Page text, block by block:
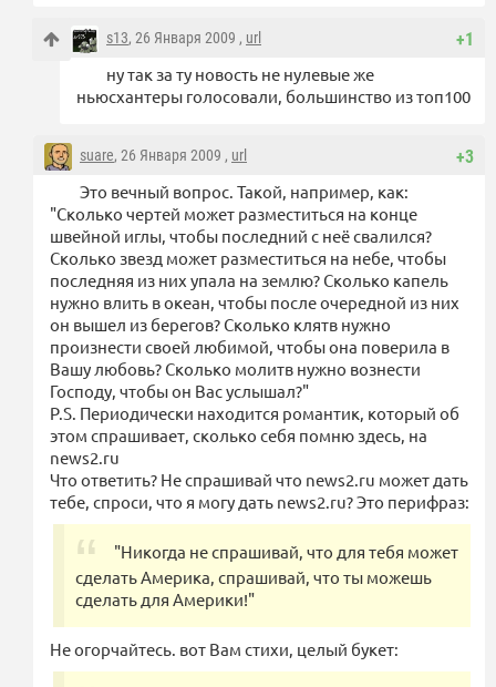
+1
s13, 26 Января 2009 , url
ну так за ту новость не нулевые же
ньюсхантеры голосовали, большинство из топ100
+3
suare, 26 Января 2009 , url
Это вечный вопрос. Такой, например, как:
"Сколько чертей может разместиться на конце
швейной иглы, чтобы последний с неё свалился?
Сколько звезд может разместиться на небе, чтобы
последняя из них упала на землю? Сколько капель
нужно влить в океан, чтобы после очередной из них
он вышел из берегов? Сколько клятв нужно
произнести своей любимой, чтобы она поверила в
Вашу любовь? Сколько молитв нужно вознести
Господу, чтобы он Вас услышал?"
P.S. Периодически находится романтик, который об
этом спрашивает, сколько себя помню здесь, на
news2.ru
Что ответить? Не спрашивай что news2.ru может дать
тебе, спроси, что я могу дать news2.ru? Это перифраз:
"Никогда не спрашивай, что для тебя может
сделать Америка, спрашивай, что ты можешь
сделать для Америки!"
Не огорчайтесь. вот Вам стихи, целый букет: